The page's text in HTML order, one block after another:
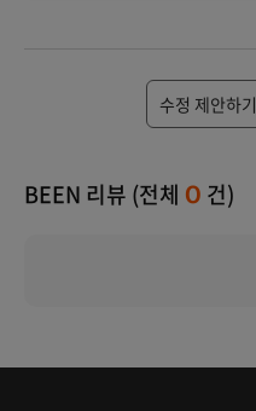
수정 제안하기
BEEN 리뷰 (전체 0 건)